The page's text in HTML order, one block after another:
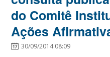
do Comitê
Ações
30/09/2014 08:09